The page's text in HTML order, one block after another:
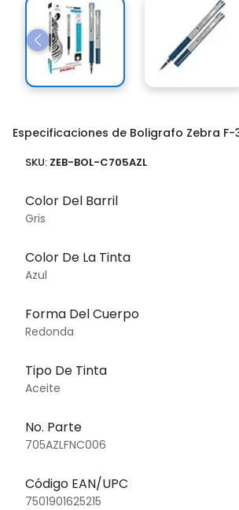
Especificaciones de Boligrafo Zebra F-
SKU: ZEB-BOL-C705AZL
Color Del Barril
Gris
Color De La Tinta
Azul
Forma Del Cuerpo
Redonda
Tipo De Tinta
Aceite
No. Parte
705AZLFNC006
Código EAN/UPC
7501901625215